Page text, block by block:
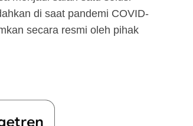
di saat pandemi COVID-
secara resmi oleh pihak